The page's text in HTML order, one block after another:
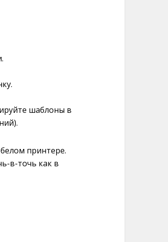
шаблоны в
принтере.
в-точь как в